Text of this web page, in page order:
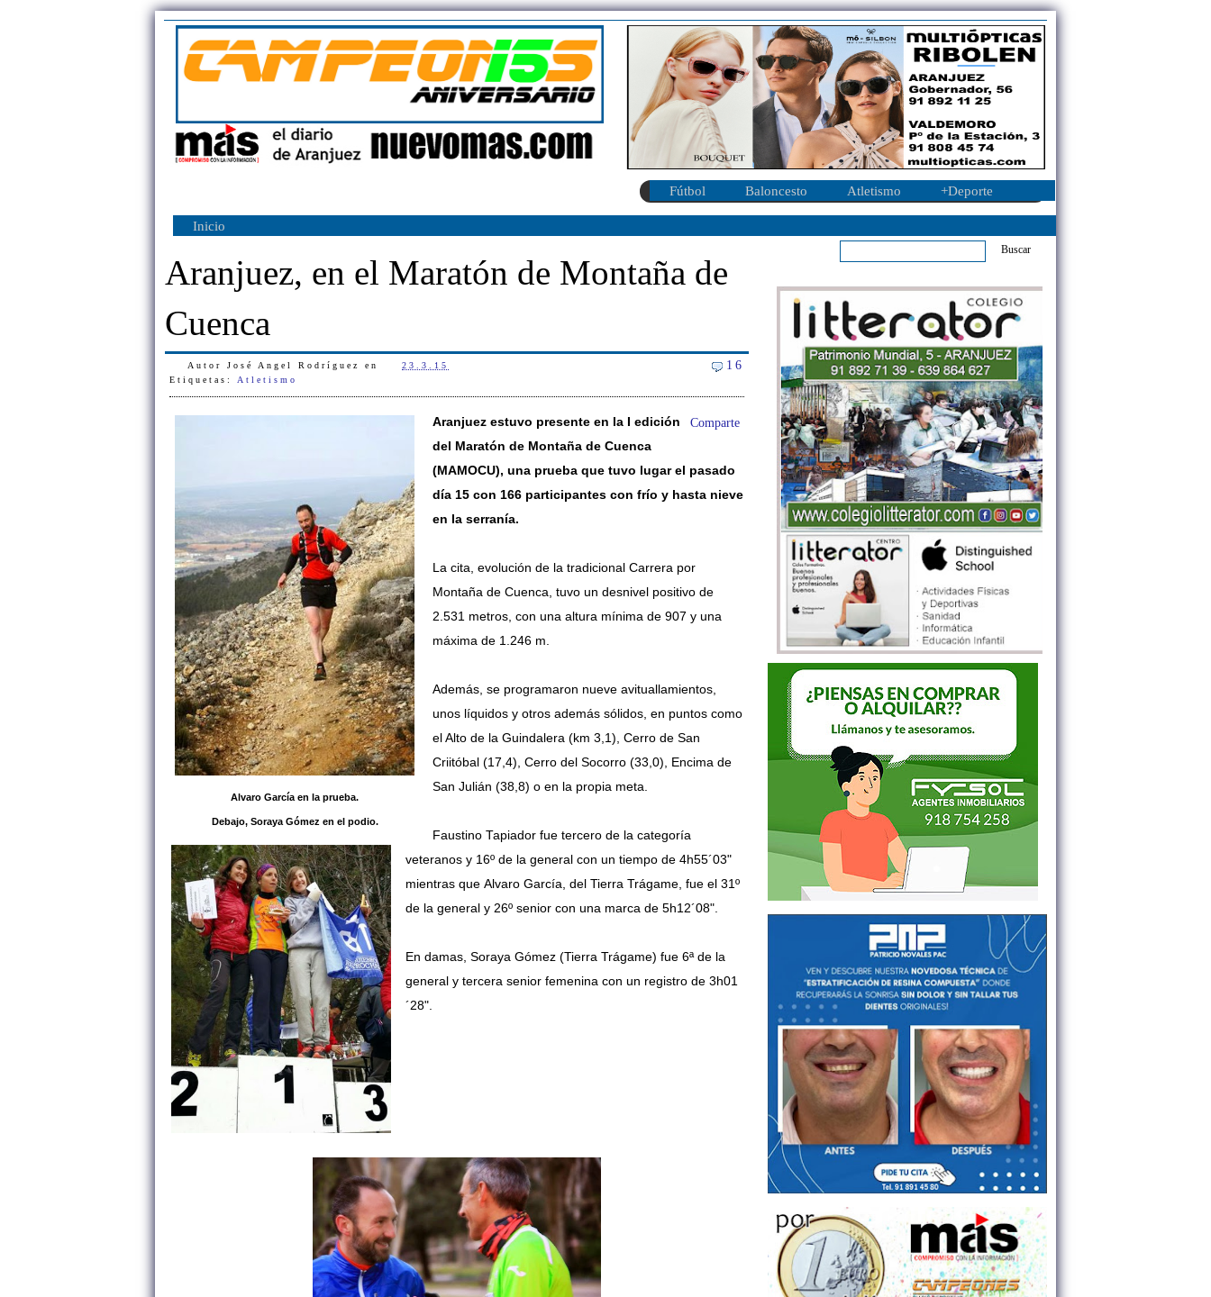
Fútbol Baloncesto Atletismo +Deporte
Inicio
Aranjuez, en el Maratón de Montaña de
Cuenca
Autor José Angel Rodríguez en 23.3.15 16
Etiquetas: Atletismo
Comparte
Alvaro García en la prueba.
Debajo, Soraya Gómez en el podio.
Aranjuez estuvo presente en la I edición
del Maratón de Montaña de Cuenca
(MAMOCU), una prueba que tuvo lugar el pasado
día 15 con 166 participantes con frío y hasta nieve
en la serranía.
La cita, evolución de la tradicional Carrera por
Montaña de Cuenca, tuvo un desnivel positivo de
2.531 metros, con una altura mínima de 907 y una
máxima de 1.246 m.
Además, se programaron nueve avituallamientos,
unos líquidos y otros además sólidos, en puntos como
el Alto de la Guindalera (km 3,1), Cerro de San
Criitóbal (17,4), Cerro del Socorro (33,0), Encima de
San Julián (38,8) o en la propia meta.
Faustino Tapiador fue tercero de la categoría
veteranos y 16º de la general con un tiempo de 4h55´03"
mientras que Alvaro García, del Tierra Trágame, fue el 31º
de la general y 26º senior con una marca de 5h12´08".
En damas, Soraya Gómez (Tierra Trágame) fue 6ª de la
general y tercera senior femenina con un registro de 3h01
´28".